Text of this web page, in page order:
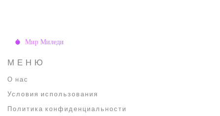
МЕНЮ
О нас
Условия использования
Политика конфиденциальности